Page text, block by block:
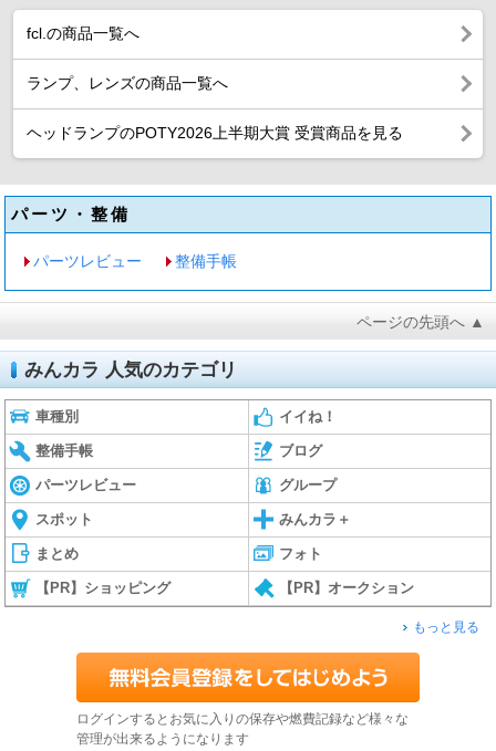
fcl.の商品一覧へ
ランプ、レンズの商品一覧へ
ヘッドランプのPOTY2026上半期大賞 受賞商品を見る
パーツ・整備
パーツレビュー 整備手帳
ページの先頭へ ▲
みんカラ 人気のカテゴリ
車種別 イイね！
整備手帳 ブログ
パーツレビュー グループ
スポット みんカラ＋
まとめ フォト
【PR】ショッピング 【PR】オークション
もっと見る
ログインするとお気に入りの保存や燃費記録など様々な
管理が出来るようになります